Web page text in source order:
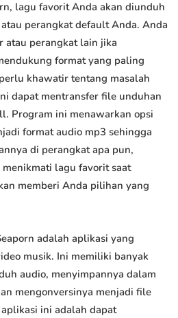
lagu favorit Anda akan diunduh
perangkat default Anda. Anda
atau perangkat lain jika
format yang paling
khawatir tentang masalah
dapat mentransfer file unduhan
Program ini menawarkan opsi
format audio mp3 sehingga
di perangkat apa pun,
lagu favorit saat
memberi Anda pilihan yang
adalah aplikasi yang
musik. Ini memiliki banyak
audio, menyimpannya dalam
mengonversinya menjadi file
ini adalah dapat